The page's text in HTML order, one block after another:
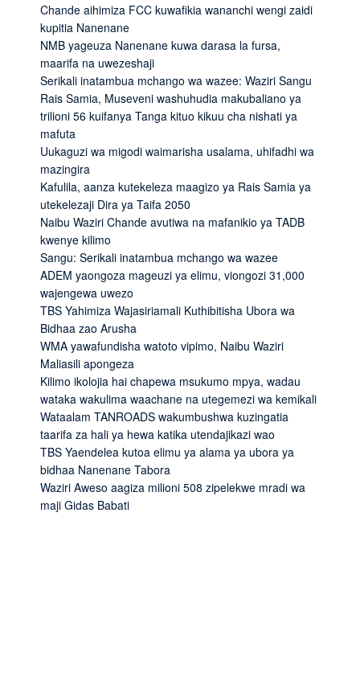
Chande aihimiza FCC kuwafikia wananchi wengi zaidi
kupitia Nanenane
NMB yageuza Nanenane kuwa darasa la fursa,
maarifa na uwezeshaji
Serikali inatambua mchango wa wazee: Waziri Sangu
Rais Samia, Museveni washuhudia makubaliano ya
trilioni 56 kuifanya Tanga kituo kikuu cha nishati ya
mafuta
Uukaguzi wa migodi waimarisha usalama, uhifadhi wa
mazingira
Kafulila, aanza kutekeleza maagizo ya Rais Samia ya
utekelezaji Dira ya Taifa 2050
Naibu Waziri Chande avutiwa na mafanikio ya TADB
kwenye kilimo
Sangu: Serikali inatambua mchango wa wazee
ADEM yaongoza mageuzi ya elimu, viongozi 31,000
wajengewa uwezo
TBS Yahimiza Wajasiriamali Kuthibitisha Ubora wa
Bidhaa zao Arusha
WMA yawafundisha watoto vipimo, Naibu Waziri
Maliasili apongeza
Kilimo ikolojia hai chapewa msukumo mpya, wadau
wataka wakulima waachane na utegemezi wa kemikali
Wataalam TANROADS wakumbushwa kuzingatia
taarifa za hali ya hewa katika utendajikazi wao
TBS Yaendelea kutoa elimu ya alama ya ubora ya
bidhaa Nanenane Tabora
Waziri Aweso aagiza milioni 508 zipelekwe mradi wa
maji Gidas Babati